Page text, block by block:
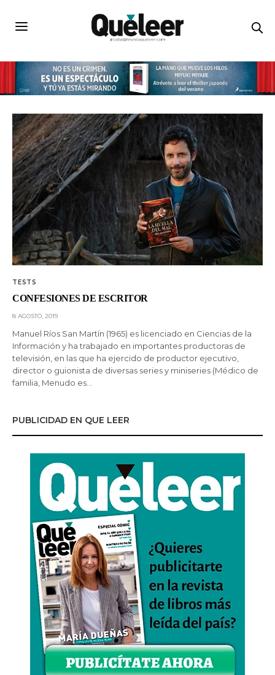
TESTS
CONFESIONES DE ESCRITOR
8 AGOSTO, 2019
Manuel Ríos San Martín (1965) es licenciado en Ciencias de la
Información y ha trabajado en importantes productoras de
televisión, en las que ha ejercido de productor ejecutivo,
director o guionista de diversas series y miniseries (Médico de
familia, Menudo es…
PUBLICIDAD EN QUE LEER